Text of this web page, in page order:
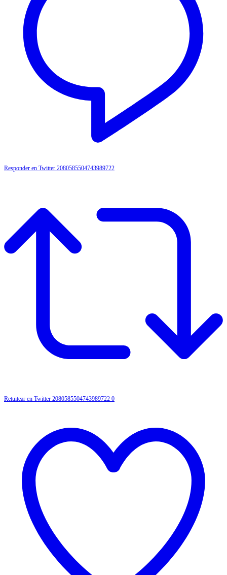
Responder en Twitter 2080585504743989722
Retuitear en Twitter 2080585504743989722 0